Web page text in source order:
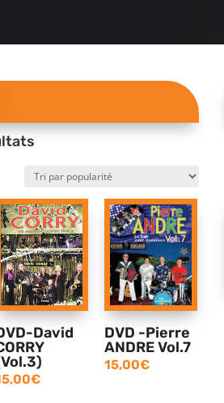
popularité
David
€
DVD -Pierre
ANDRE Vol.7
15,00€